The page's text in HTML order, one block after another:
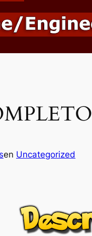
en Uncategorized